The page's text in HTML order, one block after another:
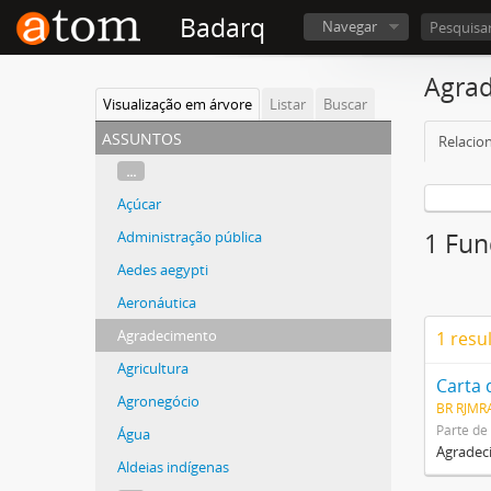
Badarq Navegar
Visualização em árvore Listar Buscar
assuntos
...
Açúcar
Administração pública
Aedes aegypti
Aeronáutica
Agradecimento
Agricultura
Agronegócio
Água
Aldeias indígenas
1
1
Carta
BR
Parte de